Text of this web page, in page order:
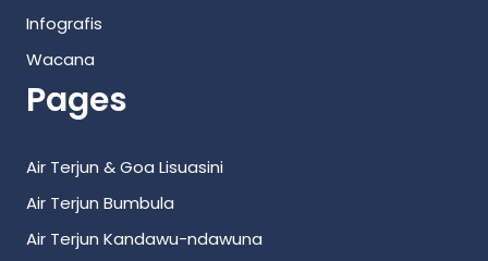
Infografis
Wacana
Pages
Air Terjun & Goa Lisuasini
Air Terjun Bumbula
Air Terjun Kandawu-ndawuna